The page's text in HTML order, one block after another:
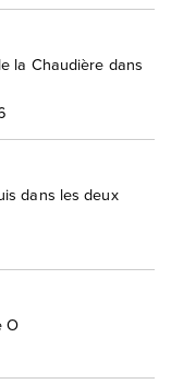
la Chaudière dans
dans les deux
O